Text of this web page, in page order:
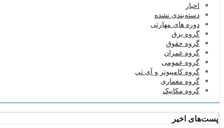
اخبار
دسته‌بندی نشده
دوره های مهارتی
گروه برق
گروه حقوق
گروه عمران
گروه عمومی
گروه کامپیوتر و آی تی
گروه معماری
گروه مکانیک
پست‌های اخیر